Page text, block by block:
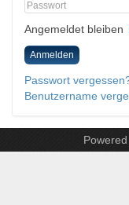
Angemeldet bleiben
Anmelden
Passwort
Benutzername